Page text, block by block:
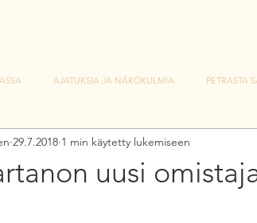
AJATUKSIA JA NÄKÖKULMIA PETRASTA
uusi
29.7.2018 1 min käytetty lukemiseen